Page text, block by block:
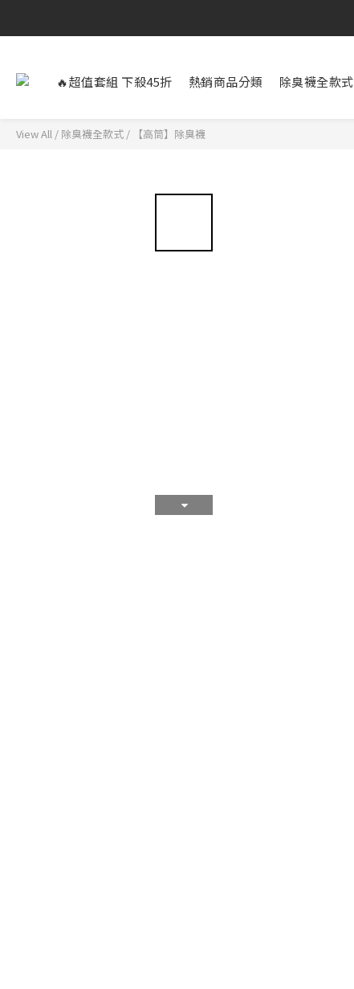
🔥超值套組 下殺45折 熱銷商品分類 除臭襪全款式
View All / 除臭襪全款式 / 【高筒】除臭襪